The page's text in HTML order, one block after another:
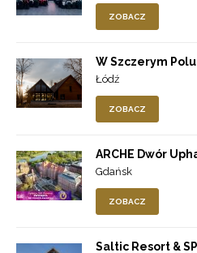
ZOBACZ
W Szczerym Polu
Łódź
ZOBACZ
ARCHE Dwór
Gdańsk
ZOBACZ
Saltic Resort &